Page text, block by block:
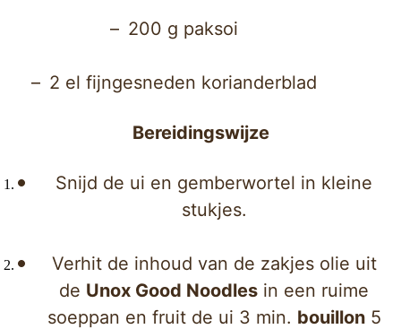
200 g paksoi
2 el fijngesneden korianderblad
Bereidingswijze
Snijd de ui en gemberwortel in kleine
stukjes.
Verhit de inhoud van de zakjes olie uit
de Unox Good Noodles in een ruime
soeppan en fruit de ui 3 min. bouillon5